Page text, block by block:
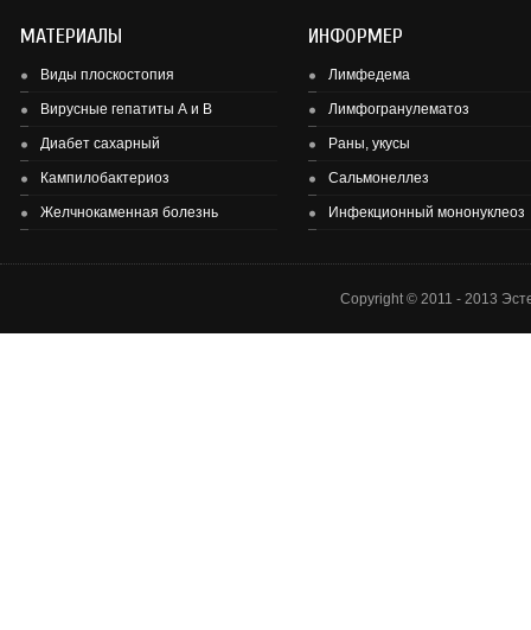
МАТЕРИАЛЫ
Виды плоскостопия
Вирусные гепатиты А и В
Диабет сахарный
Кампилобактериоз
Желчнокаменная болезнь
ИНФОРМЕР
Лимфедема
Лимфогранулематоз
Раны, укусы
Сальмонеллез
Инфекционный мононуклеоз
Здоровье детей и подростков - основа здоровье нации.
Copyright © 2011 - 2013